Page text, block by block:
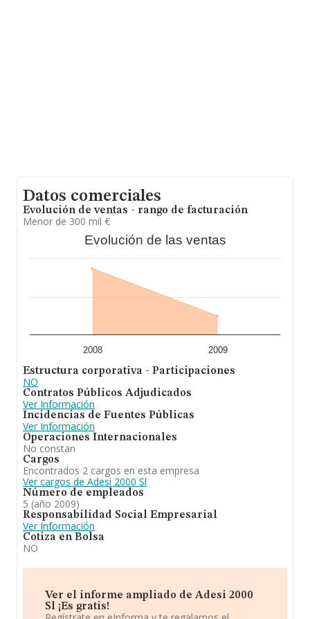
Datos comerciales
Evolución de ventas - rango de facturación
Menor de 300 mil €
Evolución de las ventas
2008 2009
Estructura corporativa - Participaciones
NO
Contratos Públicos Adjudicados
Ver Información
Incidencias de Fuentes Públicas
Ver Información
Operaciones Internacionales
No constan
Cargos
Encontrados 2 cargos en esta empresa
Ver cargos de Adesi 2000 Sl
Número de empleados
5 (año 2009)
Responsabilidad Social Empresarial
Ver Información
Cotiza en Bolsa
NO
Ver el informe ampliado de Adesi 2000
Sl ¡Es gratis!